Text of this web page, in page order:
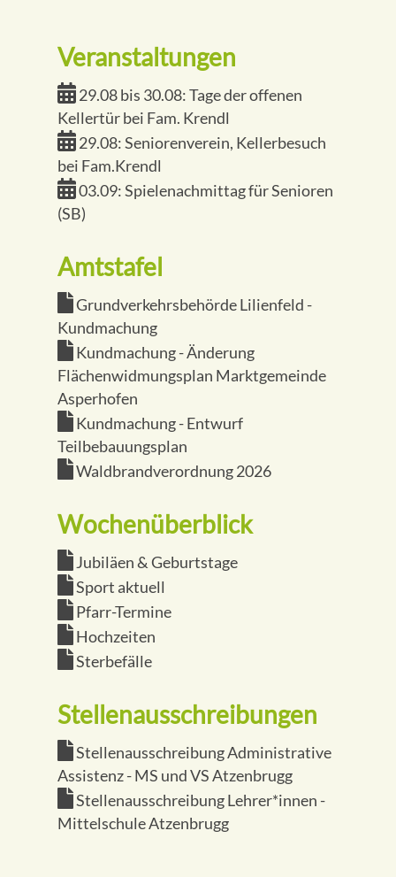
Veranstaltungen
29.08 bis 30.08: Tage der offenen
Kellertür bei Fam. Krendl
29.08: Seniorenverein, Kellerbesuch
bei Fam.Krendl
03.09: Spielenachmittag für Senioren
(SB)
Amtstafel
Grundverkehrsbehörde Lilienfeld -
Kundmachung
Kundmachung - Änderung
Flächenwidmungsplan Marktgemeinde
Asperhofen
Kundmachung - Entwurf
Teilbebauungsplan
Waldbrandverordnung 2026
Wochenüberblick
Jubiläen & Geburtstage
Sport aktuell
Pfarr-Termine
Hochzeiten
Sterbefälle
Stellenausschreibungen
Stellenausschreibung Administrative
Assistenz - MS und VS Atzenbrugg
Stellenausschreibung Lehrer*innen -
Mittelschule Atzenbrugg